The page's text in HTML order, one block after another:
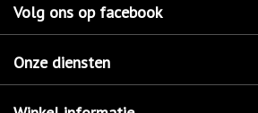
Volg ons op facebook
Onze diensten